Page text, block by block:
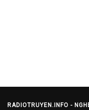
RADIOTRUYEN.INFO -